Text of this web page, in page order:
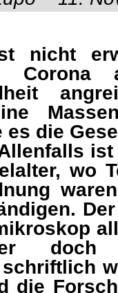
nicht
Corona
es die
wo
.
schriftlich
die